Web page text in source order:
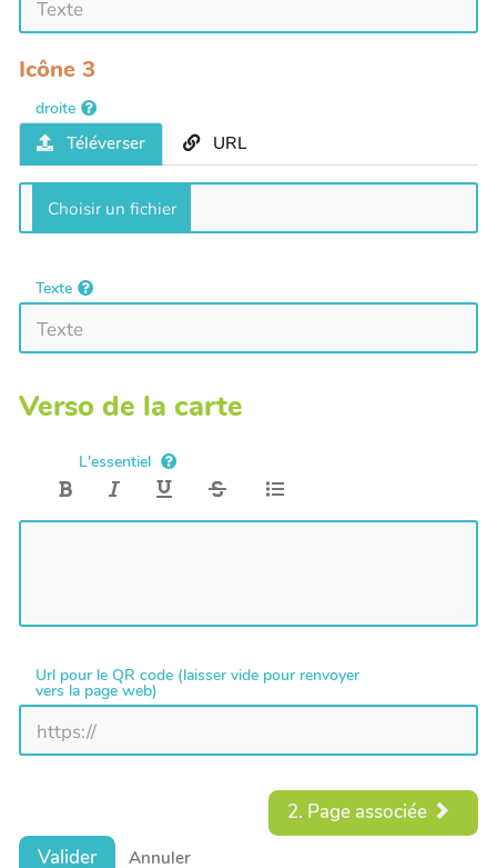
Icône 3
droite
Téléverser URL
Texte
Verso de la carte
L'essentiel
Url pour le QR code (laisser vide pour renvoyer
vers la page web)
2. Page associée
Valider
Annuler